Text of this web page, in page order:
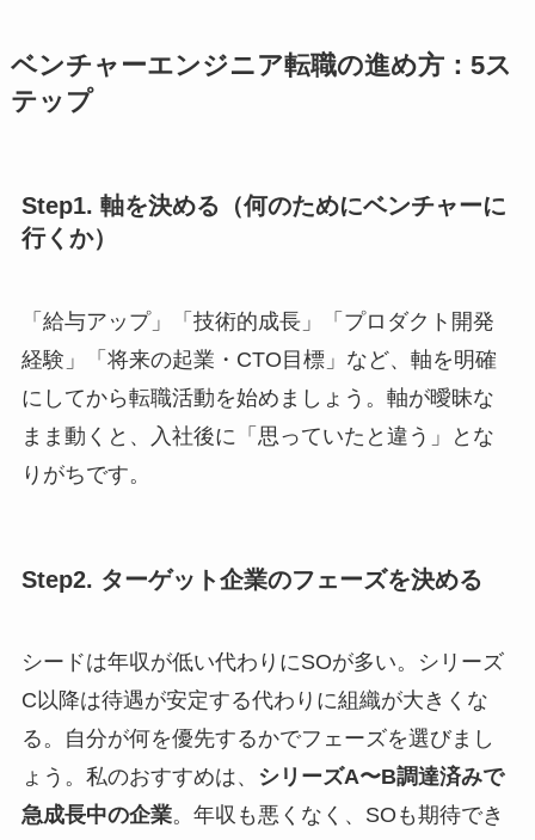
ベンチャーエンジニア転職の進め方：5ス
テップ
Step1. 軸を決める（何のためにベンチャーに
行くか）
「給与アップ」「技術的成長」「プロダクト開発
経験」「将来の起業・CTO目標」など、軸を明確
にしてから転職活動を始めましょう。軸が曖昧な
まま動くと、入社後に「思っていたと違う」とな
りがちです。
Step2. ターゲット企業のフェーズを決める
シードは年収が低い代わりにSOが多い。シリーズ
C以降は待遇が安定する代わりに組織が大きくな
る。自分が何を優先するかでフェーズを選びまし
ょう。私のおすすめは、
シリーズA〜B調達済みで
急成長中の企業。年収も悪くなく、SOも期待でき